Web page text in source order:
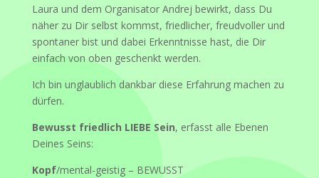
Laura und dem Organisator Andrej bewirkt, dass Du
näher zu Dir selbst kommst, friedlicher, freudvoller und
spontaner bist und dabei Erkenntnisse hast, die Dir
einfach von oben geschenkt werden.
Ich bin unglaublich dankbar diese Erfahrung machen zu
dürfen.
Bewusst friedlich LIEBE Sein, erfasst alle Ebenen
Deines Seins:
Kopf/mental-geistig – BEWUSST